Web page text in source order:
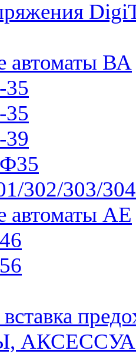
автоматы ВА
302/303/
автоматы АЕ
вставка